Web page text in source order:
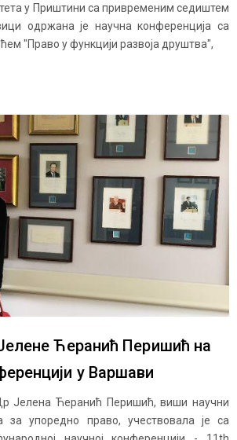
у Приштини са привременим седиштем
одржана је научна конференција са
"Право у функцији развоја друштва",
Ћеранић Перишић на
у Варшави
Јелена Ћеранић Перишић, виши научни
за упоредно право, учествовала је са